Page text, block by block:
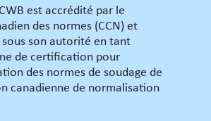
est accrédité par le
des normes (CCN) et
son autorité en tant
de certification pour
des normes de soudage de
canadienne de normalisation